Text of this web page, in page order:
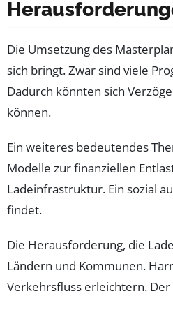
Die Umsetzung des
sich bringt. Zwar sind viele
Dadurch könnten sich
können.
Ein weiteres bedeutendes
Modelle zur finanziellen
Ladeinfrastruktur. Ein sozial
findet.
Die Herausforderung, die
Ländern und Kommunen.
Verkehrsfluss erleichtern.